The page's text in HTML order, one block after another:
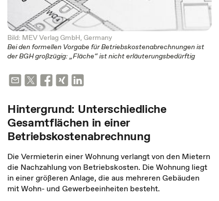
Bild: MEV Verlag GmbH, Germany
Bei den formellen Vorgabe für Betriebskostenabrechnungen ist
der BGH großzügig: „Fläche“ ist nicht erläuterungsbedürftig
Hintergrund: Unterschiedliche
Gesamtflächen in einer
Betriebskostenabrechnung
Die Vermieterin einer Wohnung verlangt von den Mietern
die Nachzahlung von Betriebskosten. Die Wohnung liegt
in einer größeren Anlage, die aus mehreren Gebäuden
mit Wohn- und Gewerbeeinheiten besteht.